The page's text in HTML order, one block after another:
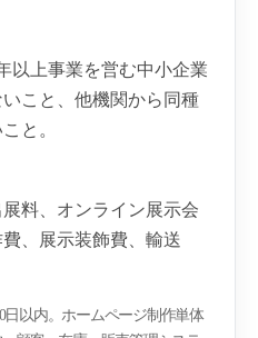
以上事業を営む中小企業
こと、他機関から同種
と。
料、オンライン展示会
、展示装飾費、輸送
以内。ホームページ制作単体